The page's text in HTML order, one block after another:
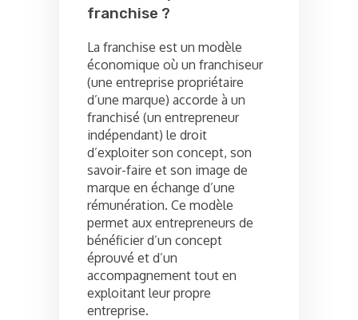
franchise ?
La franchise est un modèle
économique où un franchiseur
(une entreprise propriétaire
d’une marque) accorde à un
franchisé (un entrepreneur
indépendant) le droit
d’exploiter son concept, son
savoir-faire et son image de
marque en échange d’une
rémunération. Ce modèle
permet aux entrepreneurs de
bénéficier d’un concept
éprouvé et d’un
accompagnement tout en
exploitant leur propre
entreprise.